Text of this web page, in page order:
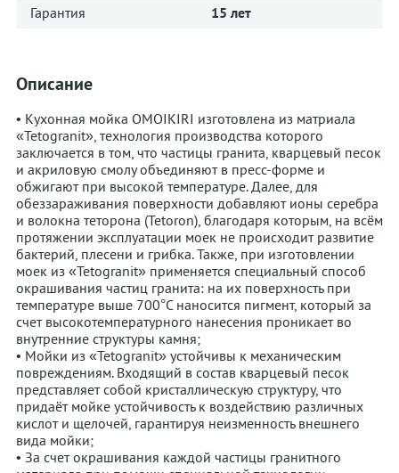
Гарантия
15 лет
Описание
• Кухонная мойка OMOIKIRI изготовлена из матриала
«Tetogranit», технология производства которого
заключается в том, что частицы гранита, кварцевый песок
и акриловую смолу объединяют в пресс-форме и
обжигают при высокой температуре. Далее, для
обеззараживания поверхности добавляют ионы серебра
и волокна теторона (Tetoron), благодаря которым, на всём
протяжении эксплуатации моек не происходит развитие
бактерий, плесени и грибка. Также, при изготовлении
моек из «Tetogranit» применяется специальный способ
окрашивания частиц гранита: на их поверхность при
температуре выше 700°С наносится пигмент, который за
счет высокотемпературного нанесения проникает во
внутренние структуры камня;
• Мойки из «Tetogranit» устойчивы к механическим
повреждениям. Входящий в состав кварцевый песок
представляет собой кристаллическую структуру, что
придаёт мойке устойчивость к воздействию различных
кислот и щелочей, гарантируя неизменность внешнего
вида мойки;
• За счет окрашивания каждой частицы гранитного